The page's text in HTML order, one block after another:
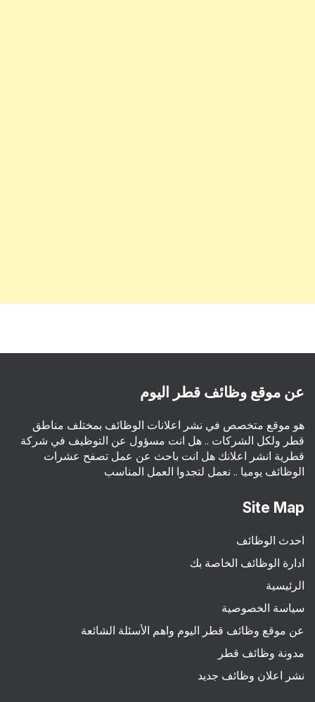
عن موقع وظائف قطر اليوم
هو موقع متخصص في نشر اعلانات الوظائف بمختلف مناطق
قطر ولكل الشركات .. هل انت مسؤول عن التوظيف في شركة
قطرية انشر اعلانك هل انت باحث عن عمل تصفح عشرات
الوظائف يوميا .. نعمل لتجدوا العمل المناسب
Site Map
احدث الوظائف
ادارة الوظائف الخاصة بك
الرئيسية
سياسة الخصوصية
عن موقع وظائف قطر اليوم واهم الأسئلة الشائعة
مدونة وظائف قطر
نشر اعلان وظائف جديد